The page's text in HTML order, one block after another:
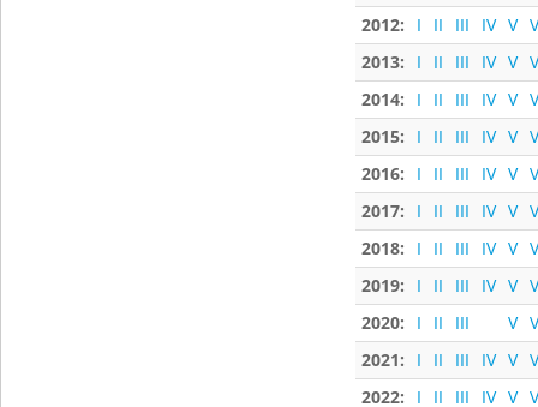
2012:
I II III IV V
2013:
I II III IV V
2014:
I II III IV V
2015:
I II III IV V
2016:
I II III IV V
2017:
I II III IV V
2018:
I II III IV V
2019:
I II III IV V
2020:
I II III V
2021:
I II III IV V
2022:
I II III IV V